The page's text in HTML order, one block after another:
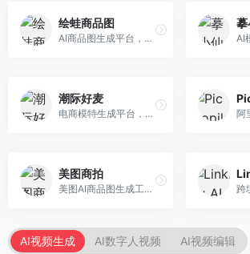
绘蛙商品图
AI商品图生成平台，支持模特换装和场景生成。面向电商卖家，提供商品上身效果展示、场景化商品图生成等服务，电商营销效果显著。
摹
潮际好麦
电商模特生成平台，支持AI虚拟模特创作。面向服装和配饰电商，提供模特试穿、商品展示、营销素材生成等服务，模特形象可定制。
美图商拍
美图AI商品图生成工具，整合美图生态。面向电商卖家，提供商品图美化、模特替换、场景生成等服务，移动端操作便捷。
AI视频生成 AI数字人视频 AI视频编辑